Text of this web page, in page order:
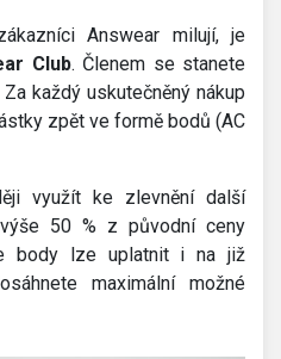
Answear milují, je
Club. Členem se stanete
každý uskutečněný nákup
zpět ve formě bodů (AC
využít ke zlevnění další
50 % z původní ceny
body lze uplatnit i na již
maximální možné